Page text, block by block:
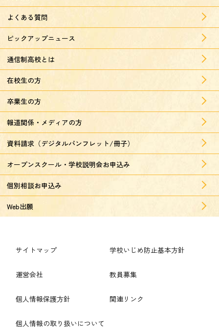
よくある質問
ピックアップニュース
通信制高校とは
在校生の方
卒業生の方
報道関係・メディアの方
資料請求（デジタルパンフレット/冊子）
オープンスクール・学校説明会お申込み
個別相談お申込み
Web出願
サイトマップ
運営会社
個人情報保護方針
個人情報の取り扱いについて
学校いじめ防止基本方針
教員募集
関連リンク